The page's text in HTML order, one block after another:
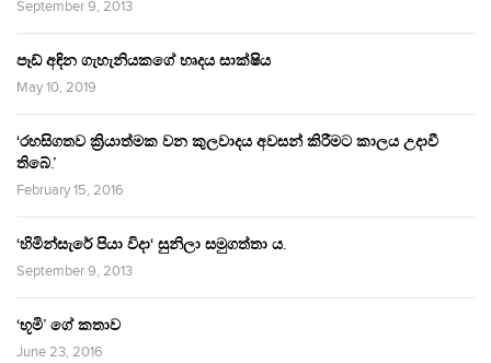
September 9, 2013
පෑඩ් අඳින ගැහැනියකගේ හෘදය සාක්ෂිය
May 10, 2019
‘රහසිගතව ක්‍රියාත්මක වන කුලවාදය අවසන් කිරීමට කාලය උදාවී
තිබේ.’
February 15, 2016
‘හිමින්සැරේ පියා විදා‘ සුනිලා සමුගත්තා ය.
September 9, 2013
‘භූමි’ ගේ කතාව
June 23, 2016